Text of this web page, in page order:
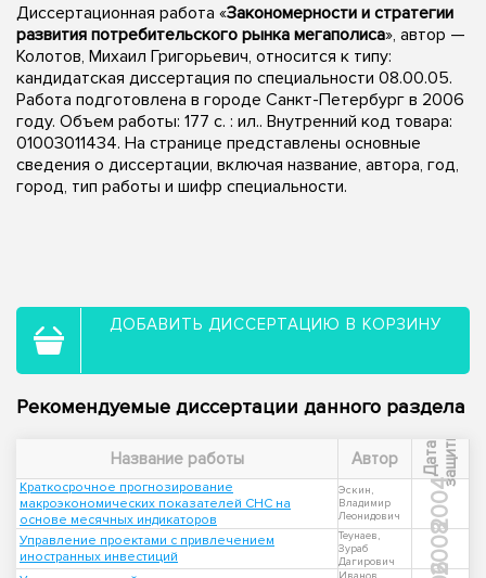
Диссертационная работа «Закономерности и стратегии
развития потребительского рынка мегаполиса», автор —
Колотов, Михаил Григорьевич, относится к типу:
кандидатская диссертация по специальности 08.00.05.
Работа подготовлена в городе Санкт-Петербург в 2006
году. Объем работы: 177 с. : ил.. Внутренний код товара:
01003011434. На странице представлены основные
сведения о диссертации, включая название, автора, год,
город, тип работы и шифр специальности.
ДОБАВИТЬ ДИССЕРТАЦИЮ В КОРЗИНУ
Рекомендуемые диссертации данного раздела
Название работы Автор Д
а
т
а
з
а
щ
и
т ы
Краткосрочное прогнозирование
макроэкономических показателей СНС на
основе месячных индикаторов
Эскин,
Владимир
Леонидович
2004
Управление проектами с привлечением
иностранных инвестиций
Теунаев,
Зураб
Дагирович
2008